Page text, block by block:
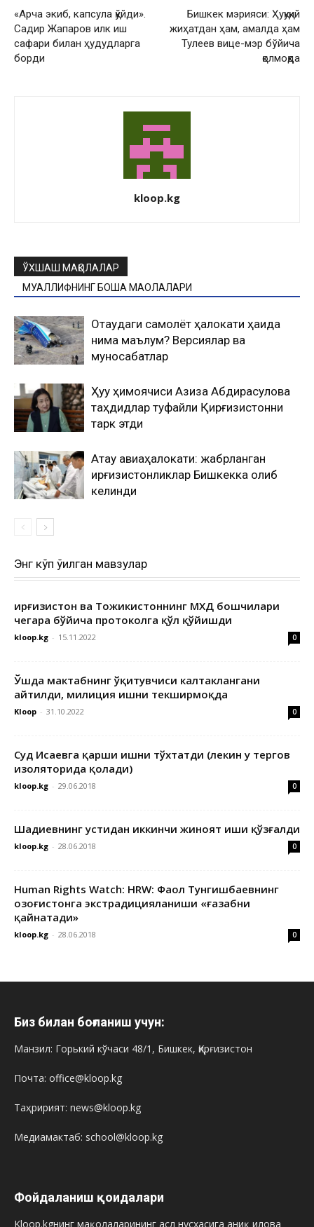
«Арча экиб, капсула қўйди».
Садир Жапаров илк иш
сафари билан ҳудудларга
борди
Бишкек мэрияси: Ҳуқуқий
жиҳатдан ҳам, амалда ҳам
Тулеев вице-мэр бўйича
қолмоқда
kloop.kg
ЎХШАШ МАҚОЛАЛАР
МУАЛЛИФНИНГ БОШҚА МАҚОЛАЛАРИ
Оқтаудаги самолёт ҳалокати ҳақида
нима маълум? Версиялар ва
муносабатлар
Ҳуқуқ ҳимоячиси Азиза Абдирасулова
таҳдидлар туфайли Қирғизистонни
тарк этди
Ақтау авиаҳалокати: жабрланган
қирғизистонликлар Бишкекка олиб
келинди
Энг кўп ўқилган мавзулар
Қирғизистон ва Тожикистоннинг МХДҚ бошчилари
чегара бўйича протоколга қўл қўйишди
kloop.kg - 15.11.2022 0
Ўшда мактабнинг ўқитувчиси калтаклангани
айтилди, милиция ишни текширмоқда
Kloop - 31.10.2022 0
Суд Исаевга қарши ишни тўхтатди (лекин у тергов
изоляторида қолади)
kloop.kg - 29.06.2018 0
Шадиевнинг устидан иккинчи жиноят иши қўзғалди
kloop.kg - 28.06.2018 0
Human Rights Watch: HRW: Фаол Тунгишбаевнинг
Қозоғистонга экстрадицияланиши «ғазабни
қайнатади»
kloop.kg - 28.06.2018 0
Биз билан боғланиш учун:
Манзил: Горький кўчаси 48/1, Бишкек, Қирғизистон
Почта: office@kloop.kg
Таҳририят: news@kloop.kg
Медиамактаб: school@kloop.kg
Фойдаланиш қоидалари
Kloop.kgнинг мақолаларининг асл нусхасига аниқ илова